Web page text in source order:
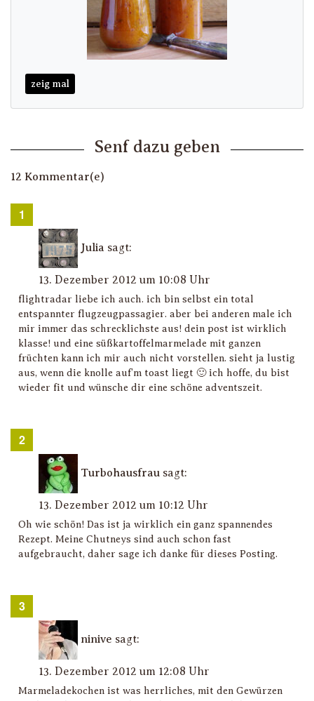
zeig mal
Senf dazu geben
12 Kommentar(e)
Julia sagt:
13. Dezember 2012 um 10:08 Uhr
flightradar liebe ich auch. ich bin selbst ein total
entspannter flugzeugpassagier. aber bei anderen male ich
mir immer das schrecklichste aus! dein post ist wirklich
klasse! und eine süßkartoffelmarmelade mit ganzen
früchten kann ich mir auch nicht vorstellen. sieht ja lustig
aus, wenn die knolle auf’m toast liegt 🙂 ich hoffe, du bist
wieder fit und wünsche dir eine schöne adventszeit.
Turbohausfrau sagt:
13. Dezember 2012 um 10:12 Uhr
Oh wie schön! Das ist ja wirklich ein ganz spannendes
Rezept. Meine Chutneys sind auch schon fast
aufgebraucht, daher sage ich danke für dieses Posting.
ninive sagt:
13. Dezember 2012 um 12:08 Uhr
Marmeladekochen ist was herrliches, mit den Gewürzen